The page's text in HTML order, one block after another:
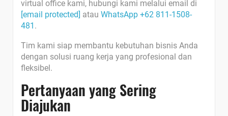
virtual office kami, hubungi kami melalui email di
[email protected] atau WhatsApp +62 811-1508-
481 .
Tim kami siap membantu kebutuhan bisnis Anda
dengan solusi ruang kerja yang profesional dan
fleksibel.
Pertanyaan yang Sering
Diajukan